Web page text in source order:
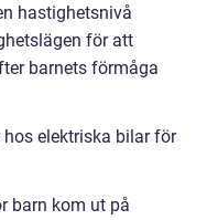
hastighetsnivå
för att
barnets förmåga
elektriska bilar för
barn kom ut på